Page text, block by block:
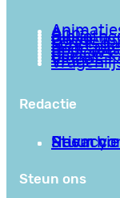
Apps
Goede
Mini
Podcasts
Reviews
Sociale
Video’s
Redactie
Privacy
Stuur
Neem
Steun ons